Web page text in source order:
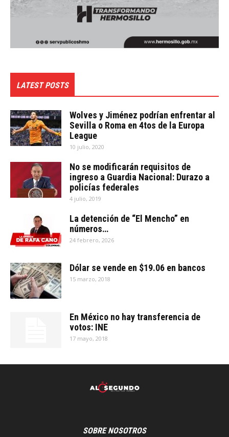
LATEST POSTS
Wolves y Jiménez podrían enfrentar al
Sevilla o Roma en 4tos de la Europa
League
10 julio, 2020
No se modificarán requisitos de
ingreso a Guardia Nacional: Durazo a
policías federales
4 julio, 2019
La detención de “El Mencho” en
números…
24 febrero, 2026
Dólar se vende en $19.06 en bancos
15 marzo, 2018
En México no hay transferencia de
votos: INE
17 mayo, 2018
SOBRE NOSOTROS